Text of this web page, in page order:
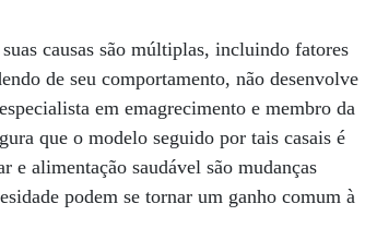
causas são múltiplas, incluindo fatores
de seu comportamento, não desenvolve
em emagrecimento e membro da
que o modelo seguido por tais casais é
alimentação saudável são mudanças
podem se tornar um ganho comum à